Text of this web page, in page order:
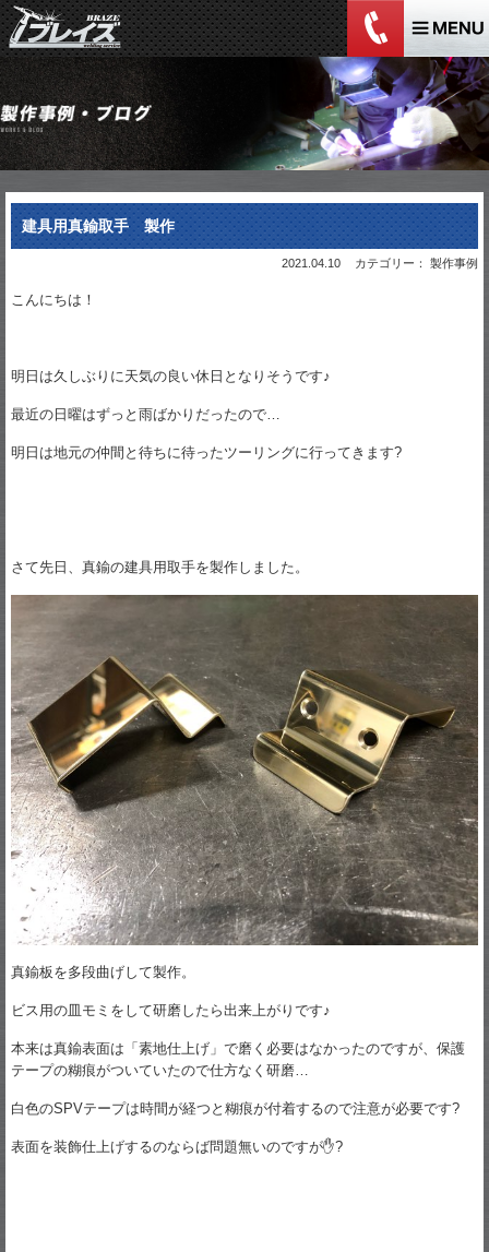
建具用真鍮取手 製作
2021.04.10 カテゴリー： 製作事例
こんにちは！
明日は久しぶりに天気の良い休日となりそうです♪
最近の日曜はずっと雨ばかりだったので…
明日は地元の仲間と待ちに待ったツーリングに行ってきます?
さて先日、真鍮の建具用取手を製作しました。
真鍮板を多段曲げして製作。
ビス用の皿モミをして研磨したら出来上がりです♪
本来は真鍮表面は「素地仕上げ」で磨く必要はなかったのですが、保護
テープの糊痕がついていたので仕方なく研磨…
白色のSPVテープは時間が経つと糊痕が付着するので注意が必要です?
表面を装飾仕上げするのならば問題無いのですが✋?